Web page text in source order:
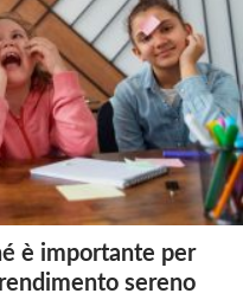
è importante per
sereno